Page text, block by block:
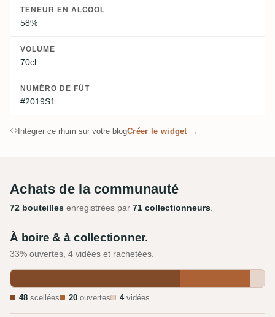
TENEUR EN ALCOOL
58%
VOLUME
70cl
NUMÉRO DE FÛT
#2019S1
Intégrer ce rhum sur votre blogCréer le widget →
Achats de la communauté
72 bouteilles enregistrées par 71 collectionneurs.
À boire & à collectionner.
33% ouvertes, 4 vidées et rachetées.
48 scellées 20 ouvertes 4vidées